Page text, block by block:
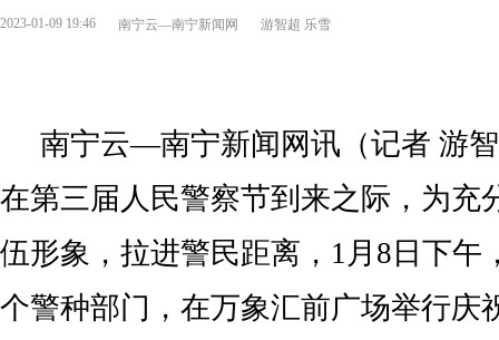
2023-01-09 19:46 南宁云—南宁新闻网 游智超 乐雪
南宁云—南宁新闻网讯（记者 游
在第三届人民警察节到来之际，为充
伍形象，拉进警民距离，1月8日下午
个警种部门，在万象汇前广场举行庆